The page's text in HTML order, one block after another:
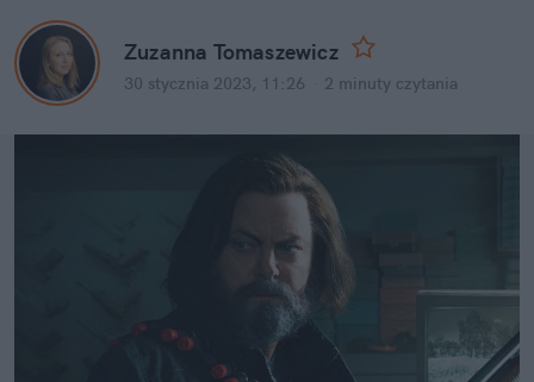
Zuzanna Tomaszewicz
30 stycznia 2023, 11:26 2 minuty czytania